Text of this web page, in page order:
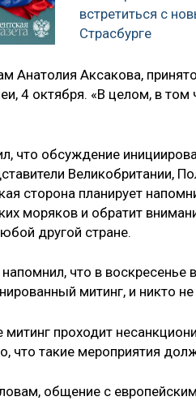
встретиться с
Страсбурге
Анатолия Аксакова,
4 октября. «В целом, в том
что обсуждение
Великобритании,
сторона планирует
моряков и обратит
другой стране.
что в
митинг, и никто
митинг проходит
что такие мероприятия
общение с